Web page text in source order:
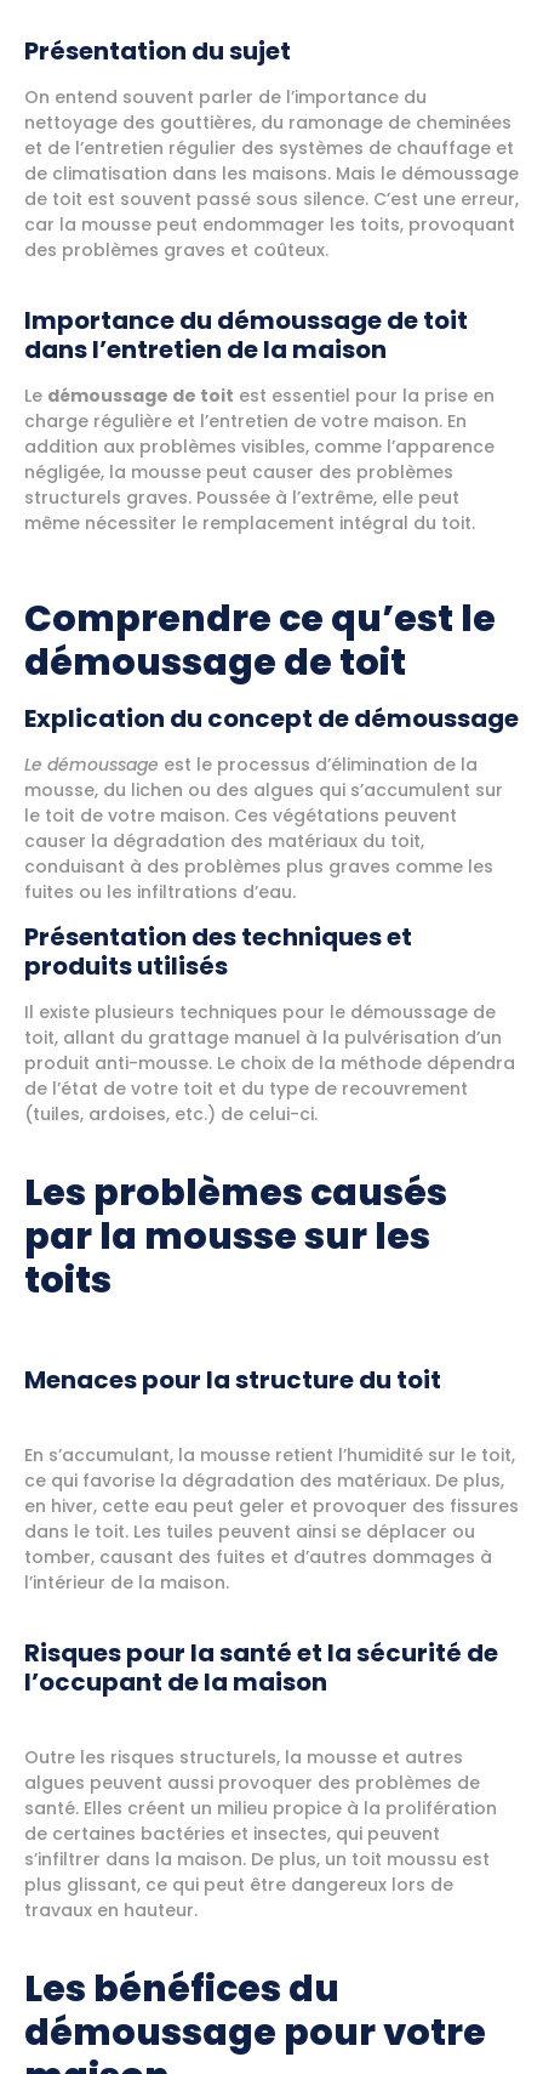
Présentation du sujet
On entend souvent parler de l’importance du
nettoyage des gouttières, du ramonage de cheminées
et de l’entretien régulier des systèmes de chauffage et
de climatisation dans les maisons. Mais le démoussage
de toit est souvent passé sous silence. C’est une erreur,
car la mousse peut endommager les toits, provoquant
des problèmes graves et coûteux.
Importance du démoussage de toit
dans l’entretien de la maison
Le démoussage de toit est essentiel pour la prise en
charge régulière et l’entretien de votre maison. En
addition aux problèmes visibles, comme l’apparence
négligée, la mousse peut causer des problèmes
structurels graves. Poussée à l’extrême, elle peut
même nécessiter le remplacement intégral du toit.
Comprendre ce qu’est le
démoussage de toit
Explication du concept de démoussage
Le démoussage est le processus d’élimination de la
mousse, du lichen ou des algues qui s’accumulent sur
le toit de votre maison. Ces végétations peuvent
causer la dégradation des matériaux du toit,
conduisant à des problèmes plus graves comme les
fuites ou les infiltrations d’eau.
Présentation des techniques et
produits utilisés
Il existe plusieurs techniques pour le démoussage de
toit, allant du grattage manuel à la pulvérisation d’un
produit anti-mousse. Le choix de la méthode dépendra
de l’état de votre toit et du type de recouvrement
(tuiles, ardoises, etc.) de celui-ci.
Les problèmes causés
par la mousse sur les
toits
Menaces pour la structure du toit
En s’accumulant, la mousse retient l’humidité sur le toit,
ce qui favorise la dégradation des matériaux. De plus,
en hiver, cette eau peut geler et provoquer des fissures
dans le toit. Les tuiles peuvent ainsi se déplacer ou
tomber, causant des fuites et d’autres dommages à
l’intérieur de la maison.
Risques pour la santé et la sécurité de
l’occupant de la maison
Outre les risques structurels, la mousse et autres
algues peuvent aussi provoquer des problèmes de
santé. Elles créent un milieu propice à la prolifération
de certaines bactéries et insectes, qui peuvent
s’infiltrer dans la maison. De plus, un toit moussu est
plus glissant, ce qui peut être dangereux lors de
travaux en hauteur.
Les bénéfices du
démoussage pour votre